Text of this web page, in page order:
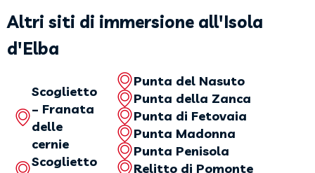
Altri siti di immersione all'Isola
d'Elba
Scoglietto
– Franata
delle
cernie
Scoglietto
Punta del Nasuto
Punta della Zanca
Punta di Fetovaia
Punta Madonna
Punta Penisola
Relitto di Pomonte